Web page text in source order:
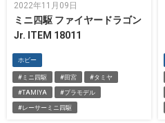
2022年11月09日
ミニ四駆 ファイヤードラゴン
Jr. ITEM 18011
ホビー
#ミニ四駆 #田宮 #タミヤ
#TAMIYA #プラモデル
#レーサーミニ四駆